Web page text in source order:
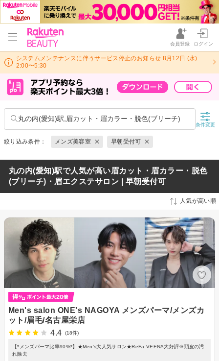
会員登録 ログイン
システムメンテナンスに伴うサービス停止のお知らせ 8月12日 (水)
2:00〜5:30
丸の内(愛知)駅,眉カット・眉カラー・脱色(ブリーチ)
条件変更
絞り込み条件： メンズ美容室 早朝受付可
丸の内(愛知)駅で人気が高い眉カット・眉カラー・脱色
(ブリーチ)・眉エクステサロン | 早朝受付可
人気が高い順
Men's salon ONE's NAGOYA メンズパーマ/メンズカ
ット/眉毛/名古屋栄店
4.4
(18件)
【*メンズパーマ比率90%*】★Men's大人気サロン★ReFa VEENA大好評※頭皮の汚
れ除去